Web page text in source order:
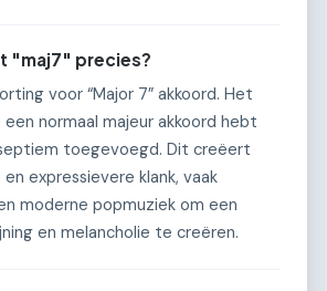
"maj7" precies?
voor “Major 7” akkoord. Het
normaal majeur akkoord hebt
toegevoegd. Dit creëert
expressievere klank, vaak
moderne popmuziek om een
en melancholie te creëren.